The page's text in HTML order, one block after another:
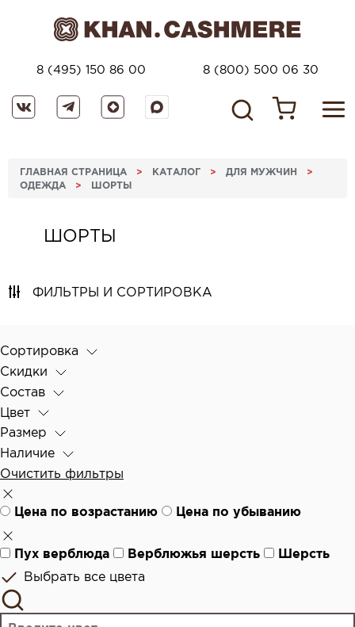
8 (495) 150 86 00 8 (800) 500 06 30
ГЛАВНАЯ СТРАНИЦА > КАТАЛОГ > ДЛЯ МУЖЧИН >
ОДЕЖДА > ШОРТЫ
ШОРТЫ
ФИЛЬТРЫ И СОРТИРОВКА
Сортировка
Скидки
Состав
Цвет
Размер
Наличие
Очистить фильтры
Цена по возрастанию Цена по убыванию
Пух верблюда Верблюжья шерсть
Шерсть
Выбрать все цвета